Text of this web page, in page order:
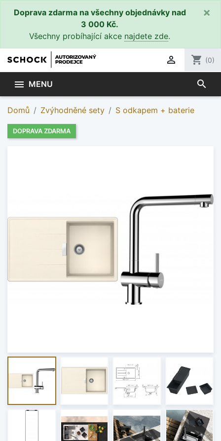
Doprava zdarma na všechny objednávky nad
3 000 Kč.
Všechny probíhající akce najdete zde.
×
 shopping_cart (0)
 MENU search
Domů Zvýhodněné sety S odkapem + baterie
DOPRAVA ZDARMA